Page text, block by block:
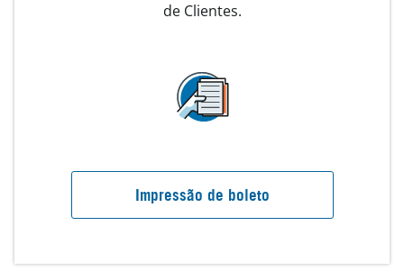
de Clientes.
Impressão de boleto